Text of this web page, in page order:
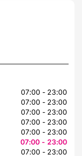
07:00 - 23:00
07:00 - 23:00
07:00 - 23:00
07:00 - 23:00
07:00 - 23:00
07:00 - 23:00
07:00 - 23:00